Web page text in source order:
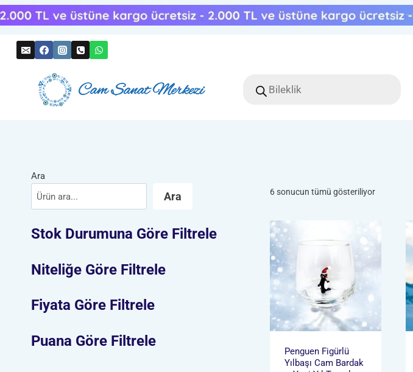
Skip
to
search
6 sonucun tümü gösteriliyorPopülerliğe
Penguen Figürlü
Yılbaşı Cam Bardak
Ara
Ara
Stok Durumuna Göre Filtrele
Niteliğe Göre Filtrele
Fiyata Göre Filtrele
Puana Göre Filtrele